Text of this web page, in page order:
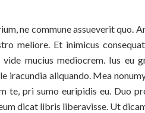
ne commune assueverit quo.
meliore. Et inimicus
mucius mediocrem. Ius eu
iracundia aliquando. Mea
te, pri sumo euripidis eu. Duo
dicat libris liberavisse. Ut